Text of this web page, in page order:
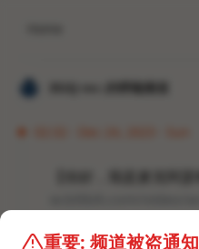
𝐙𝐆𝐐 ɪɴᴄ.的唠嗑频道
重要: 频道被盗通知